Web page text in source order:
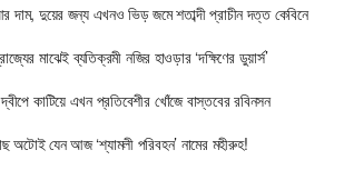
দাম, দুয়ের জন্য এখনও ভিড় জমে শতাব্দী প্রাচীন দত্ত কেবিনে
মাঝেই ব্যতিক্রমী নজির হাওড়ার ‘দক্ষিণের ডুয়ার্স’
কাটিয়ে এখন প্রতিবেশীর খোঁজে বাস্তবের রবিনসন
অটোই যেন আজ ‘শ্যামলী পরিবহন’ নামের মহীরুহ!